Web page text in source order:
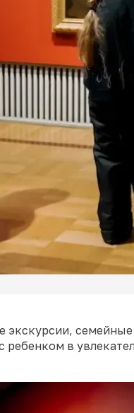
экскурсии,
ребенком в